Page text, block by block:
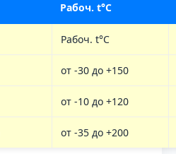
Рабоч. t°C
Рабоч. t°C
от -30 до +150
от -10 до +120
от -35 до +200